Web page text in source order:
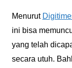
Menurut
ini bisa
yang telah
secara utuh.